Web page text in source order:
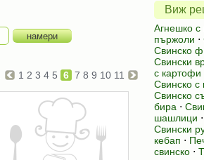
1 2 3 4 5 6 7 8 9 10 11
Виж
Агнешко с
пържоли ⋅
Свинско
Свински
с картофи
Свинско с
Свинско
бира ⋅
шашлици ⋅
Свински
кебап ⋅
свинско ⋅